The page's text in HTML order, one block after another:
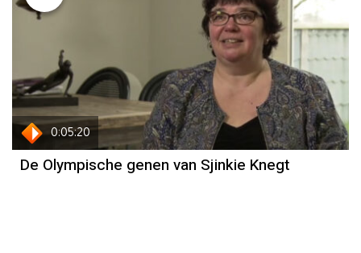
0:05:20
De Olympische genen van Sjinkie Knegt